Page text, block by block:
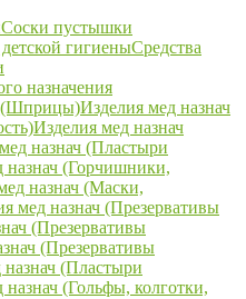
Соски пустышки
гигиеныСредства
назначения
(Шприцы)Изделия мед назнач
Изделия мед назнач
назнач (Пластыри
назнач (Горчишники,
назнач (Маски,
мед назнач (Презервативы
(Презервативы
(Презервативы
(Пластыри
назнач (Гольфы, колготки,